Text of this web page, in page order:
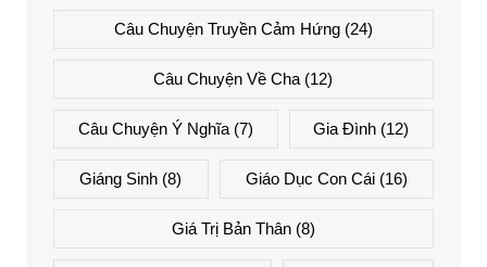
Câu Chuyện Truyền Cảm Hứng(24)
Câu Chuyện Về Cha (12)
Câu Chuyện Ý Nghĩa(7) Gia Đình (12)
Giáng Sinh (8) Giáo Dục Con Cái(16)
Giá Trị Bản Thân(8)